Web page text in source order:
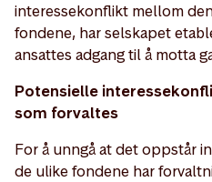
interessekonflikt mellom
fondene, har selskapet
ansattes adgang til å motta
Potensielle
som forvaltes
For å unngå at det oppstår
de ulike fondene har